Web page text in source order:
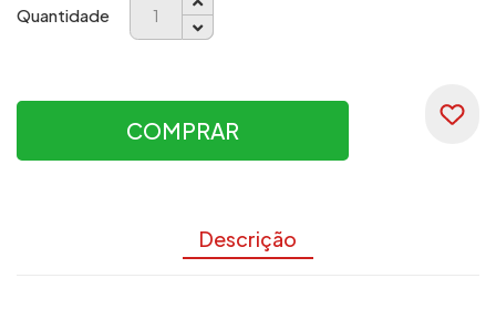
Quantidade
COMPRAR
Descrição